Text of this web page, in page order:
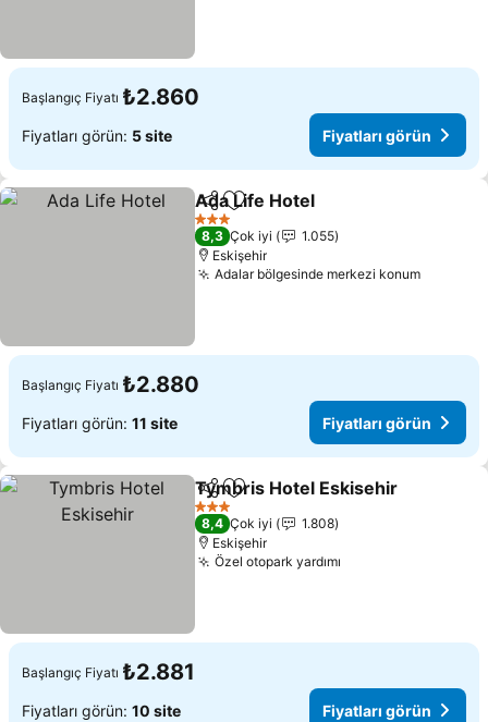
Başlangıç Fiyatı ₺2.860
Fiyatları görün: 5 site Fiyatları görün
PaylaşFavorilerime ekle
Ada Life Hotel
3 Yıldız
8,3 Çok iyi
1.055
Eskişehir
Adalar bölgesinde merkezi konum
Başlangıç Fiyatı ₺2.880
Fiyatları görün: 11 site Fiyatları görün
PaylaşFavorilerime ekle
Tymbris Hotel Eskisehir
3 Yıldız
8,4 Çok iyi
1.808
Eskişehir
Özel otopark yardımı
Başlangıç Fiyatı ₺2.881
Fiyatları görün: 10 site Fiyatları görün